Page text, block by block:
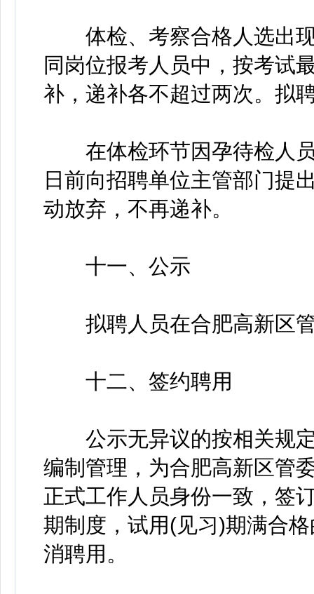
体检、考察合格人选出现
同岗位报考人员中，按考试
补，递补各不超过两次。拟
在体检环节因孕待检人员
日前向招聘单位主管部门提
动放弃，不再递补。
十一、公示
拟聘人员在合肥高新区管
十二、签约聘用
公示无异议的按相关规定
编制管理，为合肥高新区管
正式工作人员身份一致，签
期制度，试用(见习)期满合
消聘用。